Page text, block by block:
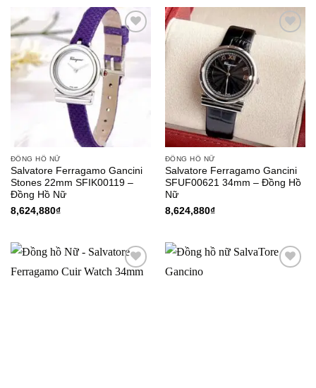
Add to
Wishlist
ĐỒNG HỒ NỮ
Salvatore Ferragamo Gancini
Stones 22mm SFIK00119 –
Đồng Hồ Nữ
8,624,880₫
ĐỒNG HỒ NỮ
Salvatore Ferragamo Gancini
SFUF00621 34mm – Đồng Hồ
Nữ
8,624,880₫
Add to